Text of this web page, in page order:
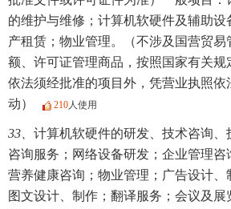
的维护与维修；计算机软硬件及辅助
产租赁；物业管理。（不涉及国营贸易
额、许可证管理商品，按照国家有关规
依法须经批准的项目外，凭营业执照依
动）
210人使用
33、 计算机软硬件的研发、技术咨询、
咨询服务；网络设备研发；企业管理咨
营养健康咨询；物业管理；广告设计、
图文设计、制作；翻译服务；会议及